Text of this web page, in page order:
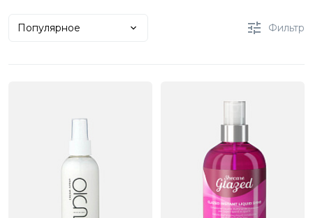
Популярное Фильтр